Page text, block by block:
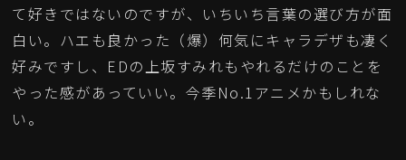
て好きではないのですが、いちいち言葉の選び方が面
白い。ハエも良かった（爆）何気にキャラデザも凄く
好みですし、EDの上坂すみれもやれるだけのことを
やった感があっていい。今季No.1アニメかもしれな
い。